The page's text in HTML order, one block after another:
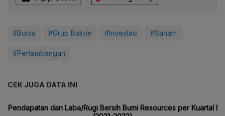
#Bursa #Grup Bakrie #Investasi #Saham
#Pertambangan
CEK JUGA DATA INI